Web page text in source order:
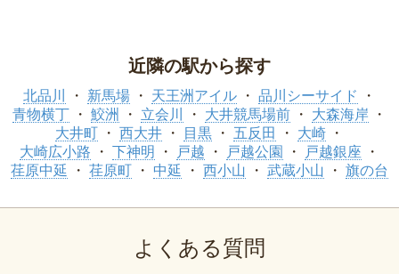
近隣の駅から探す
北品川 新馬場 天王洲アイル
品川シーサイド
青物横丁
鮫洲 立会川 大井競馬場前
大森海岸
大井町
西大井 目黒 五反田
大崎
大崎広小路
下神明 戸越 戸越公園
戸越銀座
荏原中延
荏原町 中延 西小山 武蔵小山 旗の台
よくある質問